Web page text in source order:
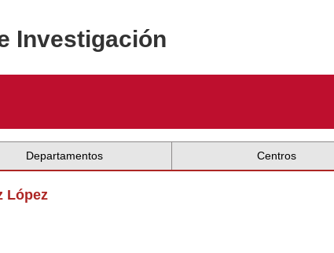
Investigación
Departamentos Centros
López